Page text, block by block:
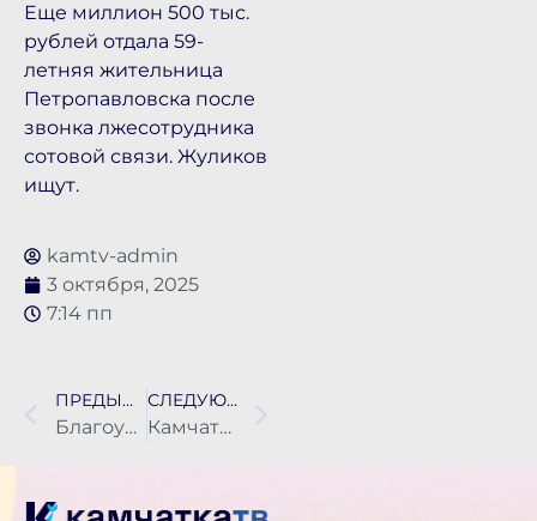
Еще миллион 500 тыс.
рублей отдала 59-
летняя жительница
Петропавловска после
звонка лжесотрудника
сотовой связи. Жуликов
ищут.
kamtv-admin
3 октября, 2025
7:14 пп
ПРЕДЫДУЩАЯ НОВОСТЬ
Благоустройство нового сквера завершилось на улице Ломоносова в Петропавловске
СЛЕДУЮЩАЯ НОВОСТЬ
Камчатские поселки, в которых более 15% местных жителей ушли на СВО, могут получить звание “Село воинской доблести”